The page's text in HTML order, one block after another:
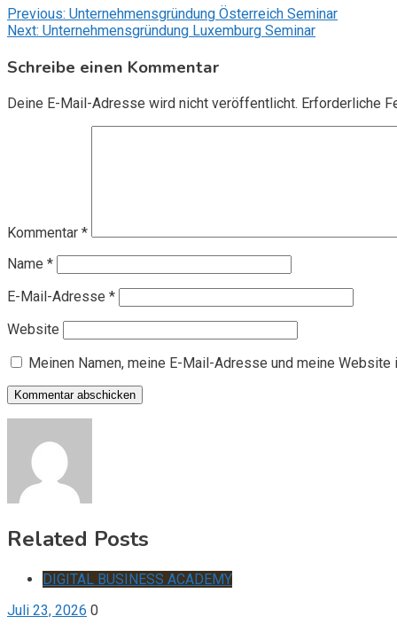
Beitragsnavigation
Previous: Unternehmensgründung Österreich Seminar
Next: Unternehmensgründung Luxemburg Seminar
Schreibe einen Kommentar
Deine E-Mail-Adresse wird nicht veröffentlicht. Erforderliche
Kommentar *
Name *
E-Mail-Adresse *
Website
Meinen Namen, meine E-Mail-Adresse und meine
Related Posts
DIGITAL BUSINESS ACADEMY
Juli 23, 2026 0